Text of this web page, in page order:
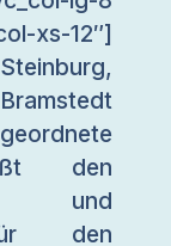
12″]
den
und
für den